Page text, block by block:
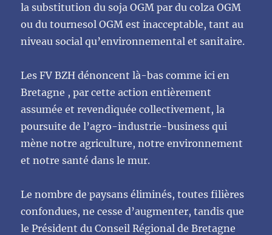
la substitution du soja OGM par du colza OGM
ou dutournesol OGM est inacceptable, tant au
niveau social qu’environnemental et sanitaire.
Les FV BZH dénoncent là-bas comme ici en
Bretagne , par cette action entièrement
assumée etrevendiquée collectivement, la
poursuite de l’agro-industrie-business qui
mène notre agriculture,notre environnement
et notre santé dans le mur.
Le nombre de paysans éliminés, toutes filières
confondues, ne cesse d’augmenter, tandis que
lePrésident du Conseil Régional de Bretagne